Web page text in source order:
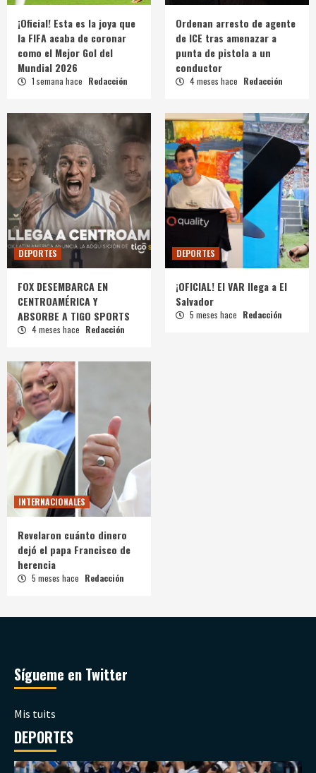
¡Oficial! Esta es la joya que
la FIFA acaba de coronar
como el Mejor Gol del
Mundial 2026
1 semana hace Redacción
Ordenan arresto de agente
de ICE tras amenazar a
punta de pistola a un
conductor
4 meses hace Redacción
DEPORTES
FOX DESEMBARCA EN
CENTROAMÉRICA Y
ABSORBE A TIGO SPORTS
4 meses hace Redacción
DEPORTES
¡OFICIAL! El VAR llega a El
Salvador
5 meses hace Redacción
INTERNACIONALES
Revelaron cuánto dinero
dejó el papa Francisco de
herencia
5 meses hace Redacción
Sígueme en Twitter
Mis tuits
DEPORTES